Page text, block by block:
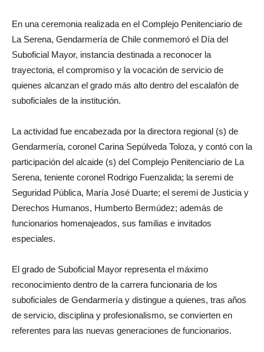
En una ceremonia realizada en el Complejo Penitenciario de
La Serena, Gendarmería de Chile conmemoró el Día del
Suboficial Mayor, instancia destinada a reconocer la
trayectoria, el compromiso y la vocación de servicio de
quienes alcanzan el grado más alto dentro del escalafón de
suboficiales de la institución.
La actividad fue encabezada por la directora regional (s) de
Gendarmería, coronel Carina Sepúlveda Toloza, y contó con la
participación del alcaide (s) del Complejo Penitenciario de La
Serena, teniente coronel Rodrigo Fuenzalida; la seremi de
Seguridad Pública, María José Duarte; el seremi de Justicia y
Derechos Humanos, Humberto Bermúdez; además de
funcionarios homenajeados, sus familias e invitados
especiales.
El grado de Suboficial Mayor representa el máximo
reconocimiento dentro de la carrera funcionaria de los
suboficiales de Gendarmería y distingue a quienes, tras años
de servicio, disciplina y profesionalismo, se convierten en
referentes para las nuevas generaciones de funcionarios.